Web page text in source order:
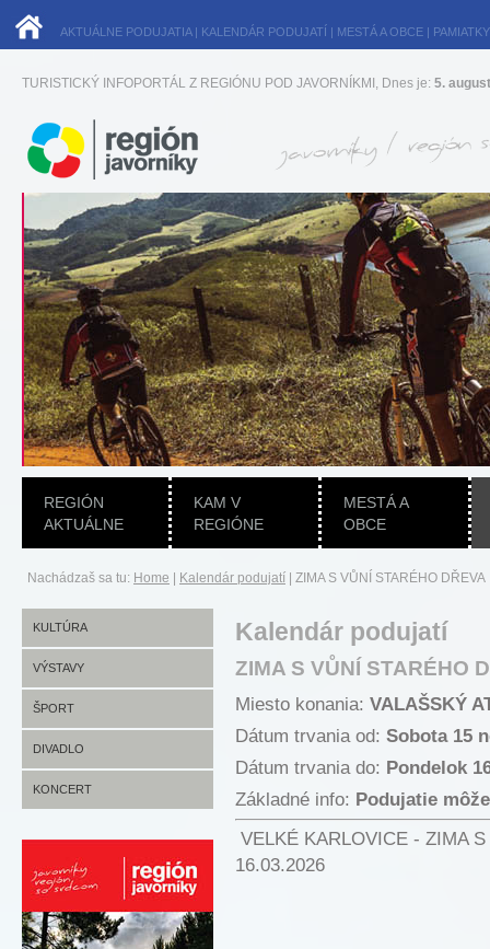
AKTUÁLNE PODUJATIA| KALENDÁR PODUJATÍ | MESTÁ A OBCE | PAMIATKY
TURISTICKÝ INFOPORTÁL Z REGIÓNU POD JAVORNÍKMI, Dnes je: 5.
REGIÓN
AKTUÁLNE
KAM V
REGIÓNE
MESTÁ A
OBCE
Nachádzaš sa tu: Home Kalendár podujatí ZIMA S VŮNÍ STARÉHO DŘEVA
KULTÚRA
VÝSTAVY
ŠPORT
DIVADLO
KONCERT
Kalendár podujatí
ZIMA S VŮNÍ STARÉHO
Miesto konania: VALAŠSKÝ
Dátum trvania od: Sobota 15
Dátum trvania do: Pondelok
Základné info: Podujatie
VELKÉ KARLOVICE - ZIMA
16.03.2026